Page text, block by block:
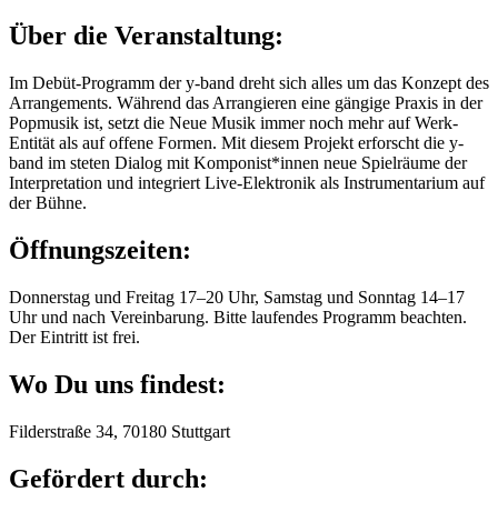
Über die Veranstaltung:
Im Debüt-Programm der y-band dreht sich alles um das Konzept des
Arrangements. Während das Arrangieren eine gängige Praxis in der
Popmusik ist, setzt die Neue Musik immer noch mehr auf Werk-
Entität als auf offene Formen. Mit diesem Projekt erforscht die y-
band im steten Dialog mit Komponist*innen neue Spielräume der
Interpretation und integriert Live-Elektronik als Instrumentarium auf
der Bühne.
Öffnungszeiten:
Donnerstag und Freitag 17–20 Uhr, Samstag und Sonntag 14–17
Uhr und nach Vereinbarung. Bitte laufendes Programm beachten.
Der Eintritt ist frei.
Wo Du uns findest:
Filderstraße 34, 70180 Stuttgart
Gefördert durch: